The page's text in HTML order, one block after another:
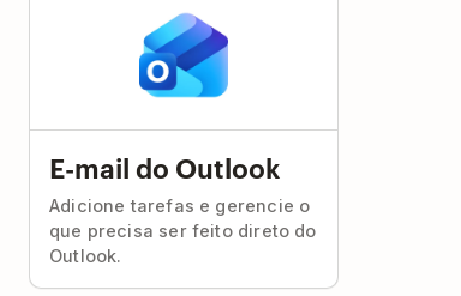
E-mail do Outlook
Adicione tarefas e gerencie o
que precisa ser feito direto do
Outlook.